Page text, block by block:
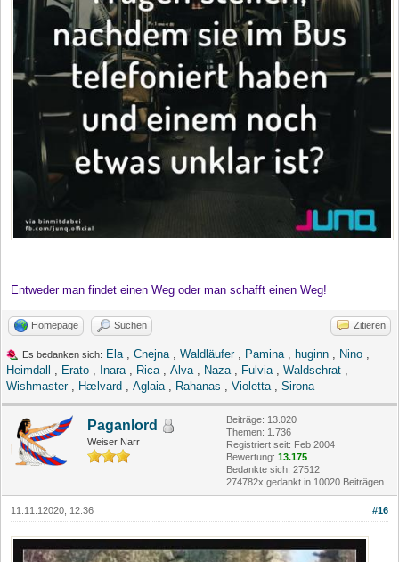
Entweder man findet einen Weg oder man schafft einen Weg!
Homepage Suchen Zitieren
Es bedanken sich: Ela, Cnejna, Waldläufer, Pamina, huginn , Nino ,
Heimdall
, Erato , Inara, Rica, Alva, Naza, Fulvia, Waldschrat ,
Wishmaster, Hælvard , Aglaia, Rahanas , Violetta, Sirona
Paganlord
Weiser Narr
Beiträge: 13.020
Themen: 1.736
Registriert seit: Feb 2004
Bewertung: 13.175
Bedankte sich: 27512
274782x gedankt in 10020 Beiträgen
#16
11.11.12020, 12:36